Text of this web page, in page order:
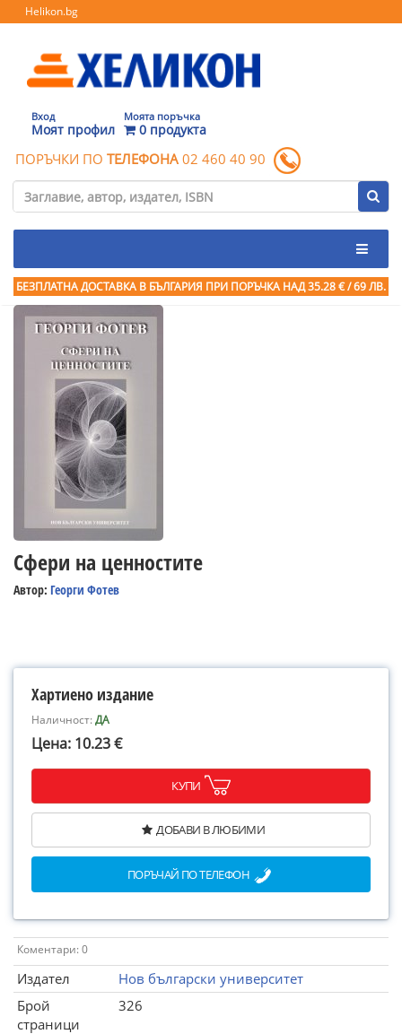
Helikon.bg
Вход
Моят профил
Моята поръчка
0 продукта
ПОРЪЧКИ ПО ТЕЛЕФОНА 02 460 40 90
БЕЗПЛАТНА ДОСТАВКА В БЪЛГАРИЯ ПРИ ПОРЪЧКА НАД 35.28 € / 69 ЛВ.
Сфери на ценностите
Автор: Георги Фотев
Хартиено издание
Наличност:ДА
Цена: 10.23 €
КУПИ
ДОБАВИ В ЛЮБИМИ
ПОРЪЧАЙ ПО ТЕЛЕФОН
Коментари: 0
Издател
Нов български университет
Брой
страници
326